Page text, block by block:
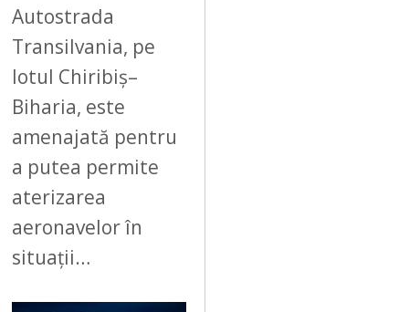
Autostrada
Transilvania, pe
lotul Chiribiș–
Biharia, este
amenajată pentru
a putea permite
aterizarea
aeronavelor în
situații…